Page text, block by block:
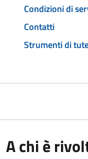
Condizioni di
Contatti
Strumenti di
A chi è